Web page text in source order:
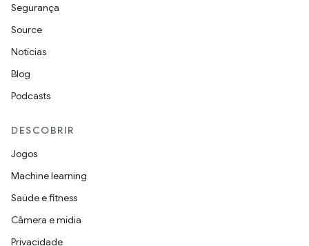
Segurança
Source
Notícias
Blog
Podcasts
DESCOBRIR
Jogos
Machine learning
Saúde e fitness
Câmera e mídia
Privacidade